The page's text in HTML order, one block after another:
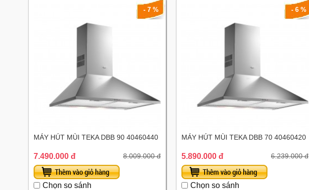
- 7 %
MÁY HÚT MÙI TEKA DBB 90 40460440
7.490.000 đ 8.009.000 đ
Chọn so sánh
- 6 %
MÁY HÚT MÙI TEKA DBB 70 40460420
5.890.000 đ 6.239.000 đ
Chọn so sánh